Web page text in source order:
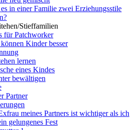
in einer Familie zwei Erziehungsstile
Stieffamilien
für Patchworker
Kinder besser
lernen
eines Kindes
bewältigen
Partner
meines Partners ist wichtiger als ich
gelungenes Fest